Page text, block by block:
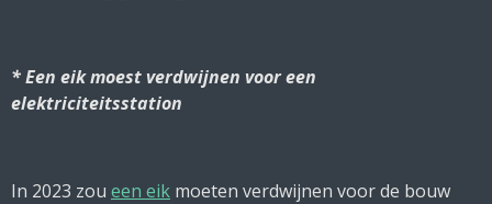
* Een eik moest verdwijnen voor een
elektriciteitsstation
In 2023 zou een eik moeten verdwijnen voor de bouw